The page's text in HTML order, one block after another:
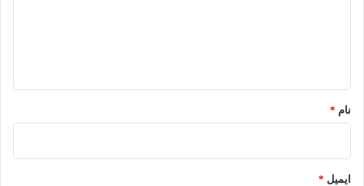
نام *
ایمیل *